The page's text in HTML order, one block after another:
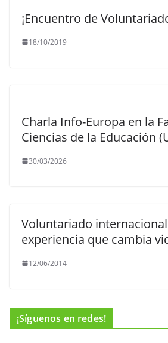
¡Encuentro de
18/10/2019
Charla Info-Europa en la
Ciencias de la Educación
30/03/2026
Voluntariado
experiencia que cambia
12/06/2014
¡Síguenos en redes!